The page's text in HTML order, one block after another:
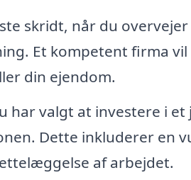
skridt, når du
Et kompetent firma
din ejendom.
har valgt at investere i
Dette inkluderer en
af arbejdet.